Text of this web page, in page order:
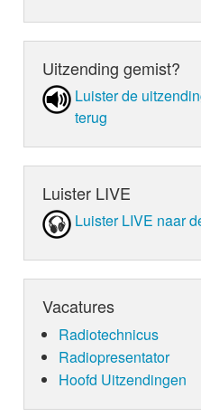
Uitzending gemist?
Luister de
terug
Luister LIVE
Luister LIVE naar
Vacatures
Radiotechnicus
Radiopresentator
Hoofd Uitzendingen